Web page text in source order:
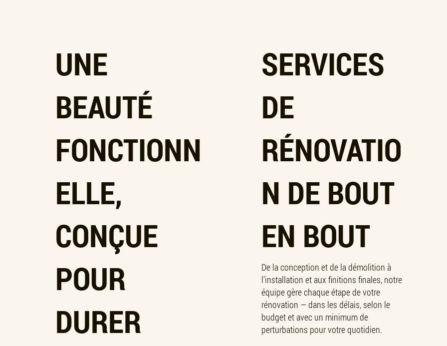
UNE
BEAUTÉ
FONCTIONN
ELLE,
CONÇUE
POUR
DURER
SERVICES
DE
RÉNOVATIO
N DE BOUT
EN BOUT
De la conception et de la démolition à
l’installation et aux finitions finales, notre
équipe gère chaque étape de votre
rénovation — dans les délais, selon le
budget et avec un minimum de
perturbations pour votre quotidien.